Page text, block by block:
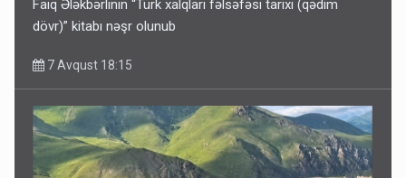
Faiq Ələkbərlinin “Türk xalqları fəlsəfəsi tarixi (qədim
dövr)” kitabı nəşr olunub
7 Avqust 18:15